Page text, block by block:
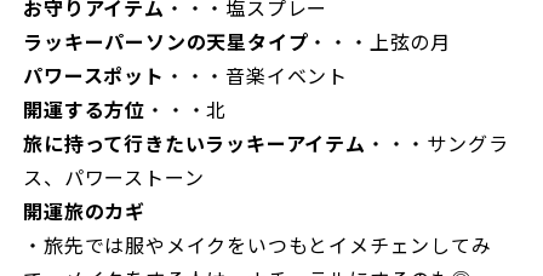
お守りアイテム ・・・塩スプレー
ラッキーパーソンの天星タイプ ・・・上弦の月
パワースポット ・・・音楽イベント
開運する方位 ・・・北
旅に持って行きたいラッキーアイテム ・・・サングラ
ス、パワーストーン
開運旅のカギ
・旅先では服やメイクをいつもとイメチェンしてみ